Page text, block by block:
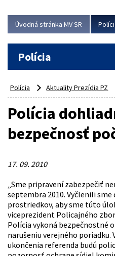
Úvodná stránka MV SR
Polícia
Polícia Aktuality Prezídia PZ
Polícia
bezpečnosť
17. 09. 2010
„Sme pripravení zabezpečiť
septembra 2010. Vyčlenili
prostriedkov, aby sme túto
viceprezident Policajného
Polícia vykoná bezpečnostné
narušeniu verejného poriadku.
ukončenia referenda budú